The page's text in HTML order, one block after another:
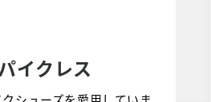
イクレス